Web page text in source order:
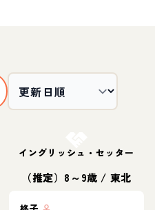
イングリッシュ・セッター
（推定）8～9歳 / 東北